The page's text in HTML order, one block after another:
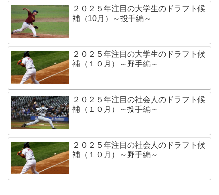
２０２５年注目の大学生のドラフト候
補（10月）～投手編～
２０２５年注目の大学生のドラフト候
補（１０月）～野手編～
２０２５年注目の社会人のドラフト候
補（１０月）～投手編～
２０２５年注目の社会人のドラフト候
補（１０月）～野手編～